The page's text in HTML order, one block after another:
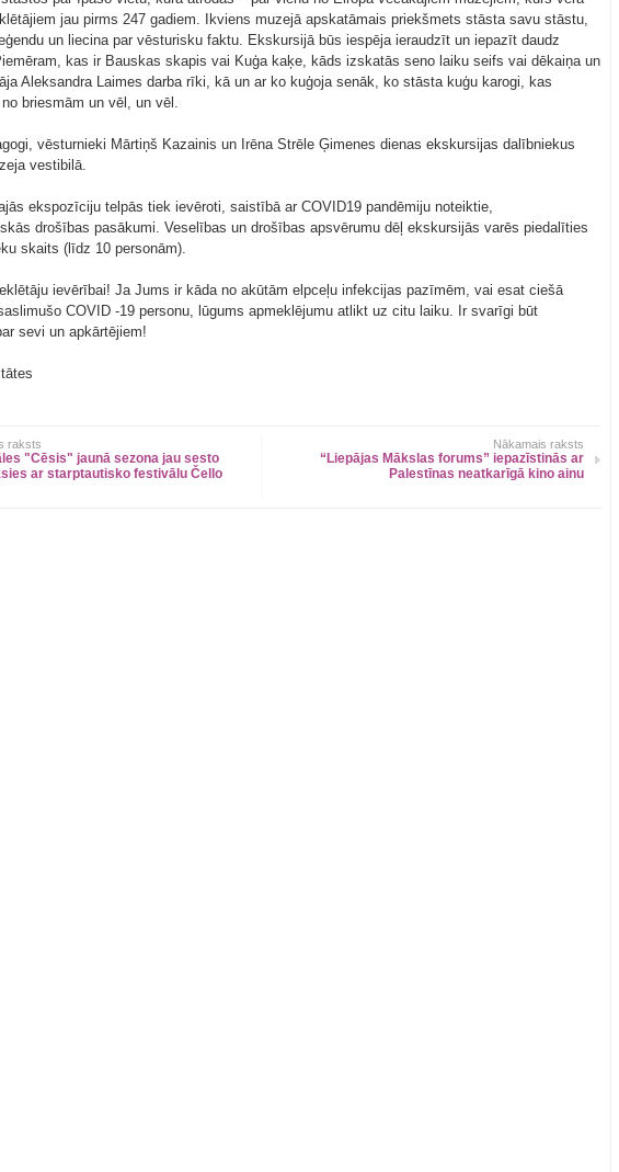
jau pirms 247 gadiem. Ikviens muzejā apskatāmais priekšmets stāsta savu stāstu,
un liecina par vēsturisku faktu. Ekskursijā būs iespēja ieraudzīt un iepazīt daudz
kas ir Bauskas skapis vai Kuģa kaķe, kāds izskatās seno laiku seifs vai dēkaiņa un
Aleksandra Laimes darba rīki, kā un ar ko kuģoja senāk, ko stāsta kuģu karogi, kas
briesmām un vēl, un vēl.
vēsturnieki Mārtiņš Kazainis un Irēna Strēle Ģimenes dienas ekskursijas dalībniekus
vestibilā.
ekspozīciju telpās tiek ievēroti, saistībā ar COVID19 pandēmiju noteiktie,
drošības pasākumi. Veselības un drošības apsvērumu dēļ ekskursijās varēs piedalīties
skaits (līdz 10 personām).
ievērībai! Ja Jums ir kāda no akūtām elpceļu infekcijas pazīmēm, vai esat ciešā
COVID -19 personu, lūgums apmeklējumu atlikt uz citu laiku. Ir svarīgi būt
sevi un apkārtējiem!
raksts
"Cēsis" jaunā sezona jau sesto
ar starptautisko festivālu Čello
Nākamais raksts
“Liepājas Mākslas forums” iepazīstinās ar
Palestīnas neatkarīgā kino ainu